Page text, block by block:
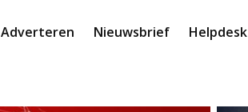
Adverteren Nieuwsbrief Helpdesk